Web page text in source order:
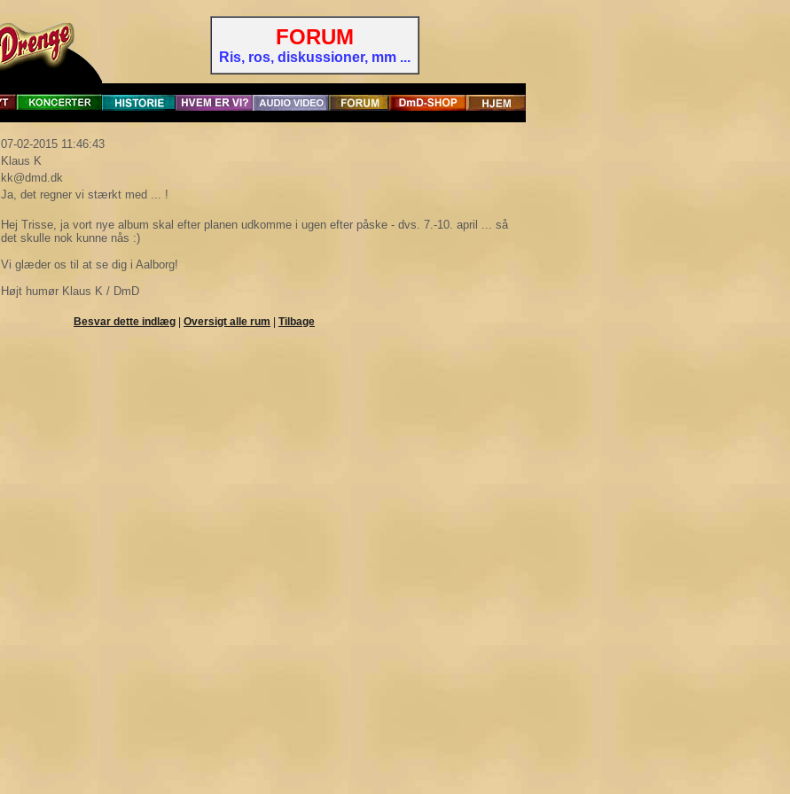
FORUM
Ris, ros, diskussioner, mm ...
07-02-2015 11:46:43
Klaus K
kk@dmd.dk
Ja, det regner vi stærkt med ... !
Hej Trisse, ja vort nye album skal efter planen udkomme i ugen efter påske - dvs. 7.-10. april ... så
det skulle nok kunne nås :)
Vi glæder os til at se dig i Aalborg!
Højt humør Klaus K / DmD
Besvar dette indlæg Oversigt alle rum Tilbage